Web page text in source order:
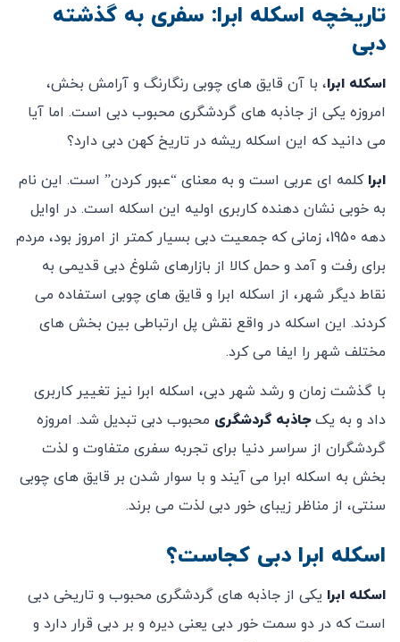
تاریخچه اسکله ابرا: سفری به گذشته
دبی
اسکله ابرا، با آن قایق‌ های چوبی رنگارنگ و آرامش ‌بخش،
امروزه یکی از جاذبه‌ های گردشگری محبوب دبی است. اما آیا
می ‌دانید که این اسکله ریشه در تاریخ کهن دبی دارد؟
ابرا کلمه‌ ای عربی است و به معنای “عبور کردن” است. این نام
به خوبی نشان ‌دهنده کاربری اولیه این اسکله است. در اوایل
دهه 1950، زمانی که جمعیت دبی بسیار کمتر از امروز بود، مردم
برای رفت و آمد و حمل کالا از بازارهای شلوغ دبی قدیمی به
نقاط دیگر شهر، از اسکله ابرا و قایق‌ های چوبی استفاده می
‌کردند. این اسکله در واقع نقش پل ارتباطی بین بخش ‌های
مختلف شهر را ایفا می‌ کرد.
با گذشت زمان و رشد شهر دبی، اسکله ابرا نیز تغییر کاربری
داد و به یکجاذبه گردشگری محبوب دبی تبدیل شد. امروزه
گردشگران از سراسر دنیا برای تجربه سفری متفاوت و لذت
‌بخش به اسکله ابرا می ‌آیند و با سوار شدن بر قایق‌ های چوبی
سنتی، از مناظر زیبای خور دبی لذت می‌ برند.
اسکله ابرا دبی کجاست؟
اسکله ابرا یکی از جاذبه‌ های گردشگری محبوب و تاریخی دبی
است که در دو سمت خور دبی یعنی دیره و بر دبی قرار دارد و